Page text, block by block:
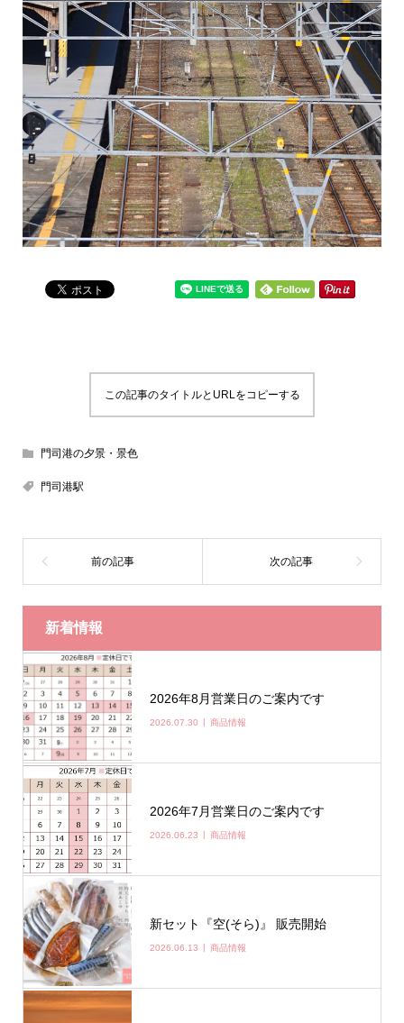
この記事のタイトルとURLをコピーする
門司港の夕景・景色
門司港駅
新着情報
2026年8月営業日のご案内です
2026.07.30 商品情報
2026年7月営業日のご案内です
2026.06.23 商品情報
新セット『空(そら)』 販売開始
2026.06.13 商品情報